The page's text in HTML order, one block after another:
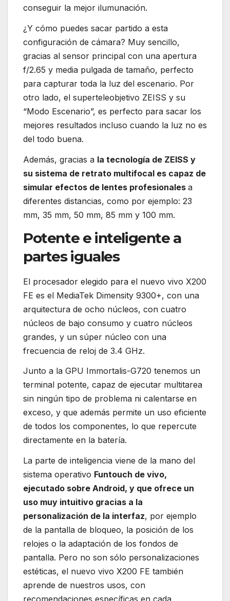
conseguir la mejor ilumunación.
¿Y cómo puedes sacar partido a esta
configuración de cámara? Muy sencillo,
gracias al sensor principal con una apertura
f/2.65 y media pulgada de tamaño, perfecto
para capturar toda la luz del escenario. Por
otro lado, el superteleobjetivo ZEISS y su
“Modo Escenario”, es perfecto para sacar los
mejores resultados incluso cuando la luz no es
del todo buena.
Además, gracias a la tecnología de ZEISS y
su sistema de retrato multifocal es capaz de
simular efectos de lentes profesionales a
diferentes distancias, como por ejemplo: 23
mm, 35 mm, 50 mm, 85 mm y 100 mm.
Potente e inteligente a
partes iguales
El procesador elegido para el nuevo vivo X200
FE es el MediaTek Dimensity 9300+, con una
arquitectura de ocho núcleos, con cuatro
núcleos de bajo consumo y cuatro núcleos
grandes, y un súper núcleo con una
frecuencia de reloj de 3.4 GHz.
Junto a la GPU Immortalis-G720 tenemos un
terminal potente, capaz de ejecutar multitarea
sin ningún tipo de problema ni calentarse en
exceso, y que además permite un uso eficiente
de todos los componentes, lo que repercute
directamente en la batería.
La parte de inteligencia viene de la mano del
sistema operativo Funtouch de vivo,
ejecutado sobre Android, y que ofrece un
uso muy intuitivo gracias a la
personalización de la interfaz, por ejemplo
de la pantalla de bloqueo, la posición de los
relojes o la adaptación de los fondos de
pantalla. Pero no son sólo personalizaciones
estéticas, el nuevo vivo X200 FE también
aprende de nuestros usos, con